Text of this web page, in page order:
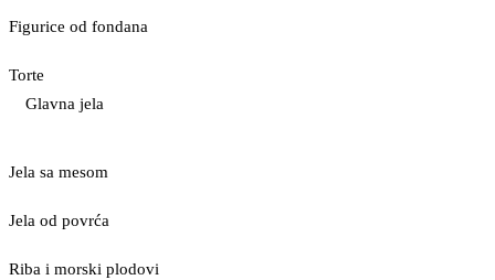
Figurice od fondana
Torte
Glavna jela
Jela sa mesom
Jela od povrća
Riba i morski plodovi